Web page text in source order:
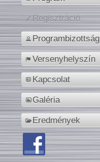
Regisztráció
Programbizottság
Versenyhelyszín
Kapcsolat
Galéria
Eredmények